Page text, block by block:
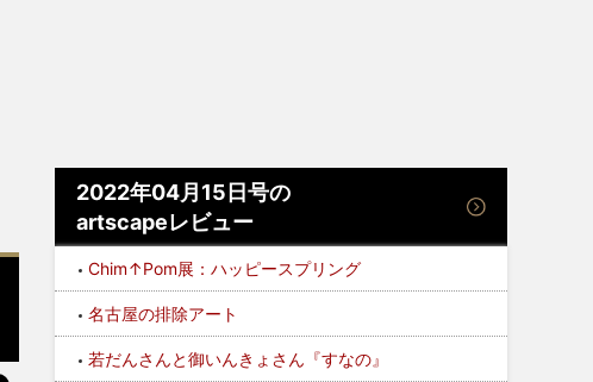
2022年04月15日号の
artscapeレビュー
Chim↑Pom展：ハッピースプリング
名古屋の排除アート
若だんさんと御いんきょさん『すなの』